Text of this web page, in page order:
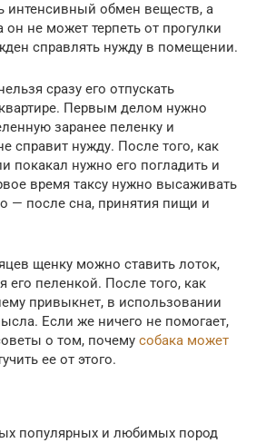
интенсивный обмен веществ, а
он не может терпеть от прогулки
справлять нужду в помещении.
сразу его отпускать
Первым делом нужно
заранее пеленку и
справит нужду. После того, как
покакал нужно его погладить и
время таксу нужно высаживать
— после сна, принятия пищи и
щенку можно ставить лоток,
его пеленкой. После того, как
привыкнет, в использовании
Если же ничего не помогает,
о том, почему собака может
ее от этого.
популярных и любимых пород